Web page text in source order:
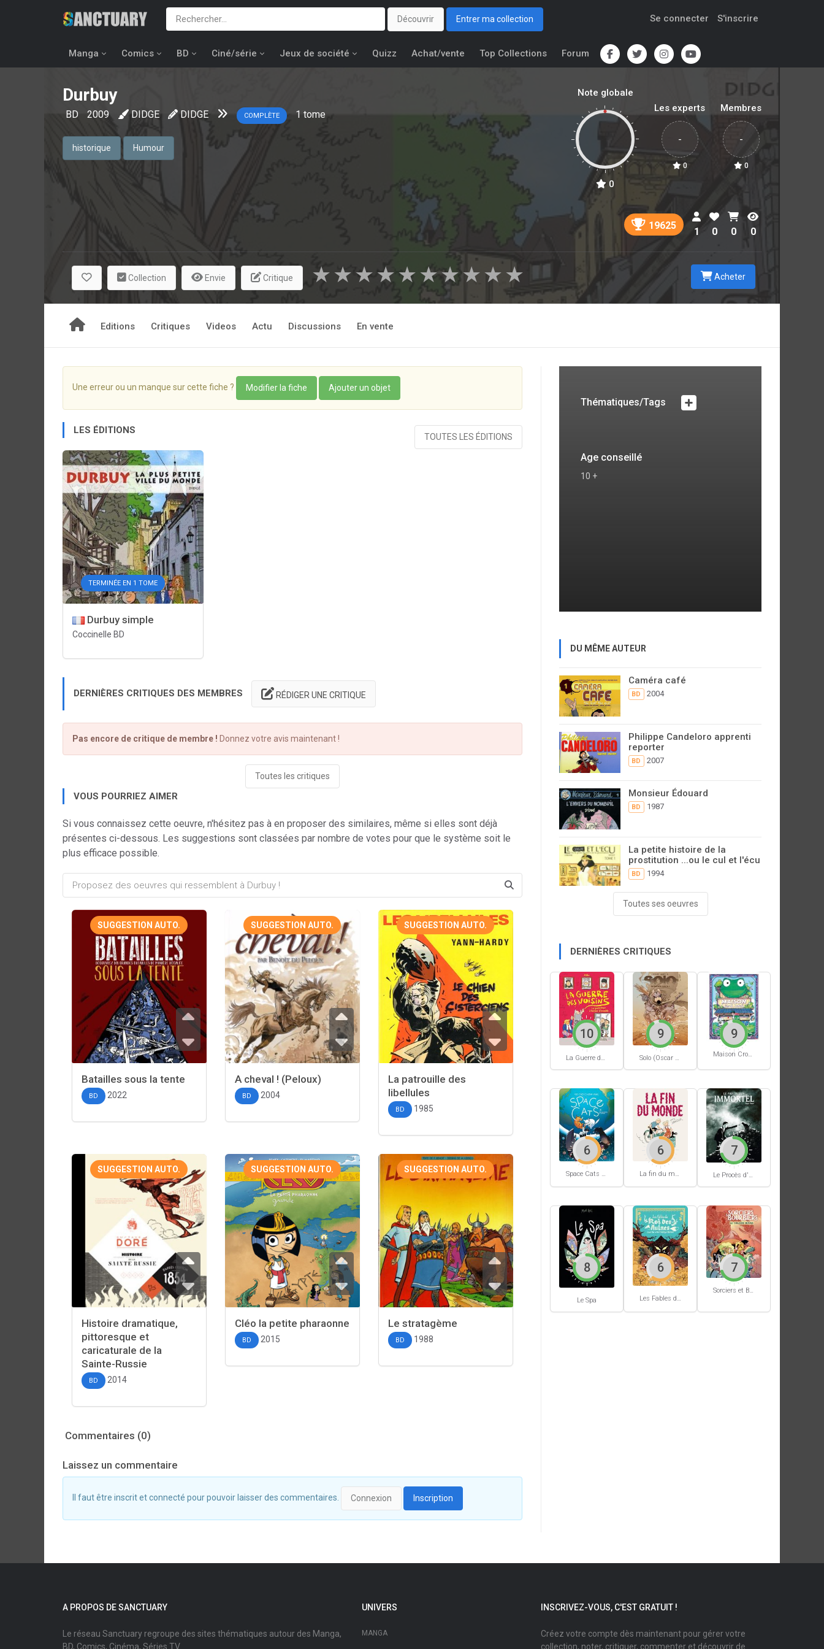
Découvrir Entrer ma collection Se connecter S'inscrire
Manga Comics BD Ciné/série Jeux de société Quizz Achat/vente Top Collections Forum
Durbuy
BD 2009 DIDGE DIDGE COMPLÈTE 1 tome
historique Humour
Note globale
0
Les experts
-
0
Membres
-
0
19625
1 0 0 0
Collection Envie Critique ★
★
★
★
★
★
★
★
★
★ Acheter
Editions Critiques Videos Actu Discussions En vente
Une erreur ou un manque sur cette fiche ? Modifier la fiche Ajouter un objet
LES ÉDITIONS
TOUTES LES ÉDITIONS
TERMINÉE EN 1 TOME
Durbuy simple
Coccinelle BD
DERNIÈRES CRITIQUES DES MEMBRES RÉDIGER UNE CRITIQUE
Pas encore de critique de membre ! Donnez votre avis maintenant !
Toutes les critiques
VOUS POURRIEZ AIMER
Si vous connaissez cette oeuvre, n'hésitez pas à en proposer des similaires, même si elles sont déjà
présentes ci-dessous. Les suggestions sont classées par nombre de votes pour que le système soit le
plus efficace possible.
SUGGESTION AUTO.
Batailles sous la tente
BD 2022
SUGGESTION AUTO.
A cheval ! (Peloux)
BD 2004
SUGGESTION AUTO.
La patrouille des
libellules
BD 1985
SUGGESTION AUTO.
Histoire dramatique,
pittoresque et
caricaturale de la
Sainte-Russie
BD 2014
SUGGESTION AUTO.
Cléo la petite pharaonne
BD 2015
SUGGESTION AUTO.
Le stratagème
BD 1988
Commentaires (0)
Laissez un commentaire
Il faut être inscrit et connecté pour pouvoir laisser des commentaires. Connexion Inscription
Thématiques/Tags
Age conseillé
10 +
DU MÊME AUTEUR
Caméra café
BD 2004
Philippe Candeloro apprenti
reporter
BD 2007
Monsieur Édouard
BD 1987
La petite histoire de la
prostitution ...ou le cul et l'écu
BD 1994
Toutes ses oeuvres
DERNIÈRES CRITIQUES
La Guerre des voisins
10
Solo (Oscar Martin) #1
9
Maison Croâ Croâ
9
Space Cats #1
6
La fin du monde (Stanislas)
6 7
Le Spa
8
Les Fables du Roi des Aulnes
6
Sorciers et Bourbiers #1
7
A PROPOS DE SANCTUARY
Le réseau Sanctuary regroupe des sites thématiques autour des Manga,
BD, Comics, Cinéma, Séries TV.
UNIVERS
MANGA
INSCRIVEZ-VOUS, C'EST GRATUIT !
Créez votre compte dès maintenant pour gérer votre
collection, noter, critiquer, commenter et découvrir de